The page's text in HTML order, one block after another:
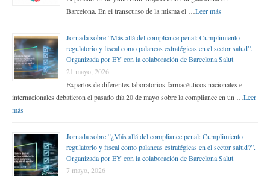
Barcelona. En el transcurso de la misma el … Leer más
Jornada sobre “Más allá del compliance penal: Cumplimiento
regulatorio y fiscal como palancas estratégicas en el sector salud”.
Organizada por EY con la colaboración de Barcelona Salut
21 mayo, 2026
Expertos de diferentes laboratorios farmacéuticos nacionales e
internacionales debatieron el pasado día 20 de mayo sobre la compliance en un … Leer
más
Jornada sobre “¿Más allá del compliance penal: Cumplimiento
regulatorio y fiscal como palancas estratégicas en el sector salud?”.
Organizada por EY con la colaboración de Barcelona Salut
7 mayo, 2026